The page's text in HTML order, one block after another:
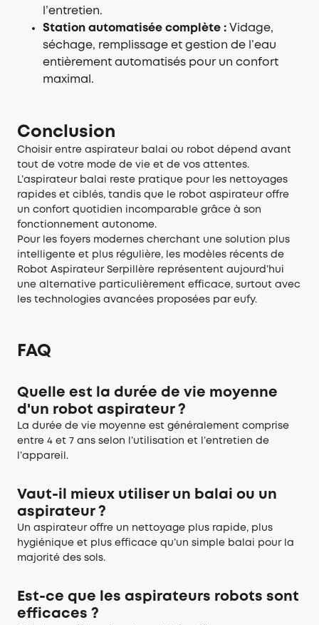
l’entretien.
Station automatisée complète : Vidage,
séchage, remplissage et gestion de l’eau
entièrement automatisés pour un confort
maximal.
Conclusion
Choisir entre aspirateur balai ou robot dépend avant
tout de votre mode de vie et de vos attentes.
L’aspirateur balai reste pratique pour les nettoyages
rapides et ciblés, tandis que le robot aspirateur offre
un confort quotidien incomparable grâce à son
fonctionnement autonome.
Pour les foyers modernes cherchant une solution plus
intelligente et plus régulière, les modèles récents de
Robot Aspirateur Serpillère représentent aujourd’hui
une alternative particulièrement efficace, surtout avec
les technologies avancées proposées par eufy.
FAQ
Quelle est la durée de vie moyenne
d'un robot aspirateur ?
La durée de vie moyenne est généralement comprise
entre 4 et 7 ans selon l’utilisation et l’entretien de
l’appareil.
Vaut-il mieux utiliser un balai ou un
aspirateur ?
Un aspirateur offre un nettoyage plus rapide, plus
hygiénique et plus efficace qu’un simple balai pour la
majorité des sols.
Est-ce que les aspirateurs robots sont
efficaces ?